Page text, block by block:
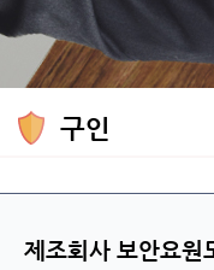
구인
제조회사 보안요원